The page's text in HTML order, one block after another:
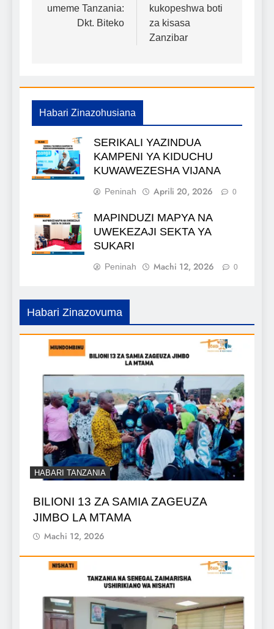
umeme Tanzania:
Dkt. Biteko
kukopeshwa boti
za kisasa
Zanzibar
Habari Zinazohusiana
SERIKALI YAZINDUA
KAMPENI YA KIDUCHU
KUWAWEZESHA VIJANA
Peninah Aprili 20, 2026 0
MAPINDUZI MAPYA NA
UWEKEZAJI SEKTA YA
SUKARI
Peninah Machi 12, 2026 0
Habari Zinazovuma
HABARI TANZANIA
BILIONI 13 ZA SAMIA ZAGEUZA
JIMBO LA MTAMA
Machi 12, 2026